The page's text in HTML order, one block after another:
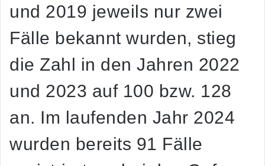
und 2019 jeweils nur zwei
Fälle bekannt wurden, stieg
die Zahl in den Jahren 2022
und 2023 auf 100 bzw. 128
an. Im laufenden Jahr 2024
wurden bereits 91 Fälle